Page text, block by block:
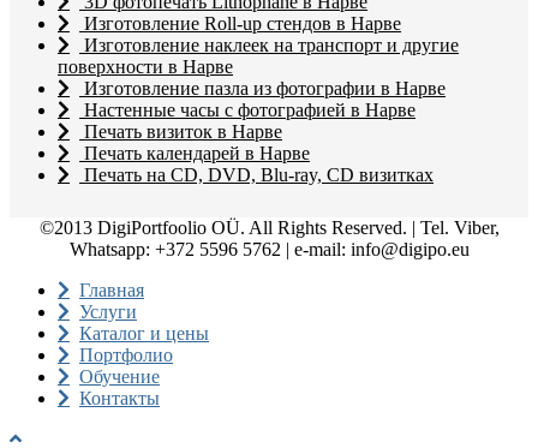
Изготовление Roll-up стендов в Нарве
Изготовление наклеек на транспорт и другие
поверхности в Нарве
Изготовление пазла из фотографии в Нарве
Настенные часы с фотографией в Нарве
Печать визиток в Нарве
Печать календарей в Нарве
Печать на CD, DVD, Blu-ray, CD визитках
©2013 DigiPortfoolio OÜ. All Rights Reserved. | Tel. Viber,
Whatsapp: +372 5596 5762 | e-mail: info@digipo.eu
Главная
Услуги
Каталог и цены
Портфолио
Обучение
Контакты